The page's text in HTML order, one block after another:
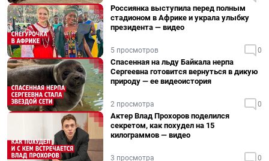
Россиянка выступила перед полным
стадионом в Африке и украла улыбку
президента — видео
5 просмотров 0
Спасенная на льду Байкала нерпа
Сергеевна готовится вернуться в дикую
природу — ее видеоистория
2 просмотра 0
Актер Влад Прохоров поделился
секретом, как похудел на 15
килограммов — видео
3 просмотра 0